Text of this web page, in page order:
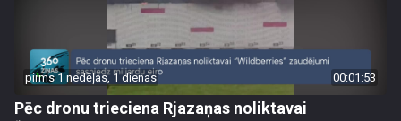
pirms 1 nedēļas, 1 dienas 00:01:53
Pēc dronu trieciena Rjazaņas noliktavai